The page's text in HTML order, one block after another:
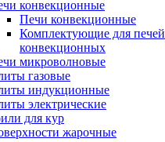
конвекционные
Печи конвекционные
Комплектующие для печей
конвекционных
микроволновые
газовые
индукционные
электрические
для кур
жарочные